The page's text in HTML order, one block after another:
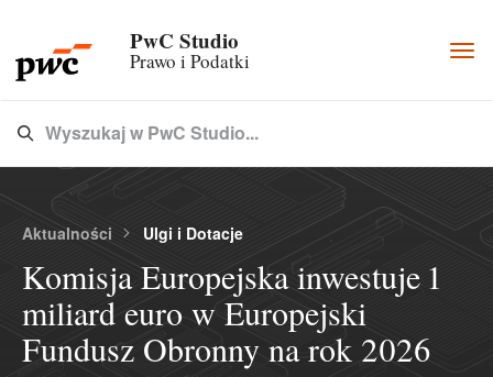
PwC Studio
Prawo i Podatki
Type 3 or more characters for results.
Wyszukaj w PwC Studio...
Aktualności Ulgi i Dotacje
Komisja Europejska inwestuje 1
miliard euro w Europejski
Fundusz Obronny na rok 2026